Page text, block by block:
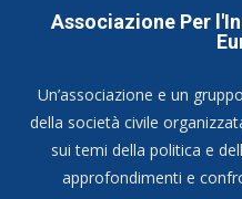
Associazione Per
Un’associazione e un
della società civile
sui temi della politica e
approfondimenti e